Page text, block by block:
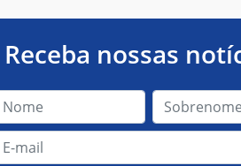
Receba nossas